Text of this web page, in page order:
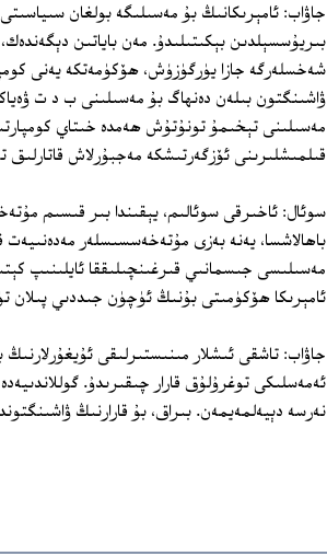
جاۋاب: ئامېرىكانىڭ بۇ مەسىلىگە بولغان سىياسىتى
بىريۇسسېلدىن بېكىتىلىدۇ. مەن باياتىن
شەخسلەرگە جازا يۈرگۈزۈش، ھۆكۈمەتكە يەنى
ۋاشىنگتون بىلەن دەنھاگ بۇ مەسىلىنى ب د ت
مەسىلىنى تېخىمۇ تونۇتۇش ھەمدە خىتاي
قىلمىشلىرىنى ئۆزگەرتىشكە مەجبۇرلاش
سوئال: ئاخىرقى سوئالىم، يېقىندا بىر قىسىم
باھالاشسا، يەنە بەزى مۇتەخەسسىسلەر
مەسىلىسى جىسمانىي قىرغىنچىلىققا ئايلىنىپ
ئامېرىكا ھۆكۈمىتى بۇنىڭ ئۈچۈن جىددىي پىلان
جاۋاب: تاشقى ئىشلار مىنىستىرلىقى
ئەمەسلىكى توغرۇلۇق قارار چىقىرىدۇ.
نەرسە دېيەلمەيمەن. بىراق، بۇ قارارنىڭ